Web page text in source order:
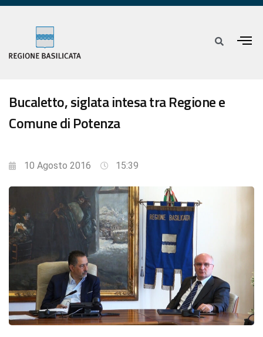
Bucaletto, siglata intesa tra Regione e
Comune di Potenza
10 Agosto 2016 15:39